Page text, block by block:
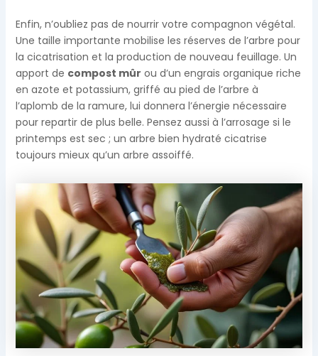
Enfin, n’oubliez pas de nourrir votre compagnon végétal.
Une taille importante mobilise les réserves de l’arbre pour
la cicatrisation et la production de nouveau feuillage. Un
apport de compost mûr ou d’un engrais organique riche
en azote et potassium, griffé au pied de l’arbre à
l’aplomb de la ramure, lui donnera l’énergie nécessaire
pour repartir de plus belle. Pensez aussi à l’arrosage si le
printemps est sec ; un arbre bien hydraté cicatrise
toujours mieux qu’un arbre assoiffé.